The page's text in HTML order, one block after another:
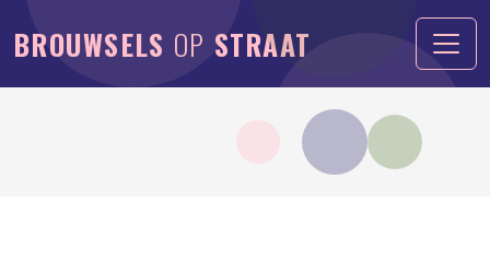
BROUWSELS OP STRAAT